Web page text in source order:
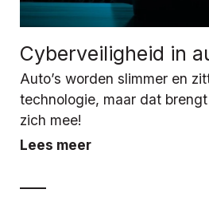
Cyberveiligheid in
Auto’s worden slimmer en
technologie, maar dat
zich mee!
Lees meer